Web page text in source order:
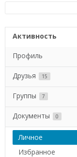
Активность
Профиль
Друзья 15
Группы 7
Документы 0
Личное
Избранное